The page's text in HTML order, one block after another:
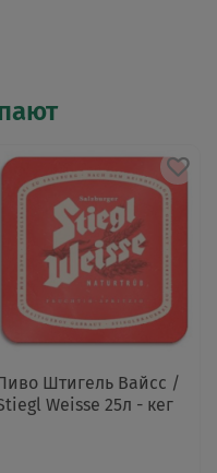
Штигель Вайсс /
Weisse 25л - кег